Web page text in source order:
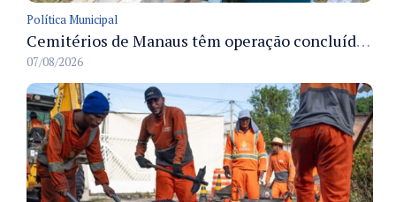
Política Municipal
Cemitérios de Manaus têm operação concluída e estrutura pronta para receber famílias no Dia dos Pais
07/08/2026